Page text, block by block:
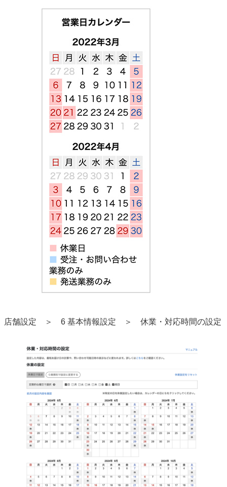
店舗設定 ＞ 6 基本情報設定 ＞ 休業・対応時間の設定